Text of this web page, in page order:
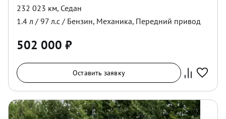
232 023 км, Седан
1.4 л / 97 л.с / Бензин, Механика, Передний привод
502 000 ₽
Оставить заявку